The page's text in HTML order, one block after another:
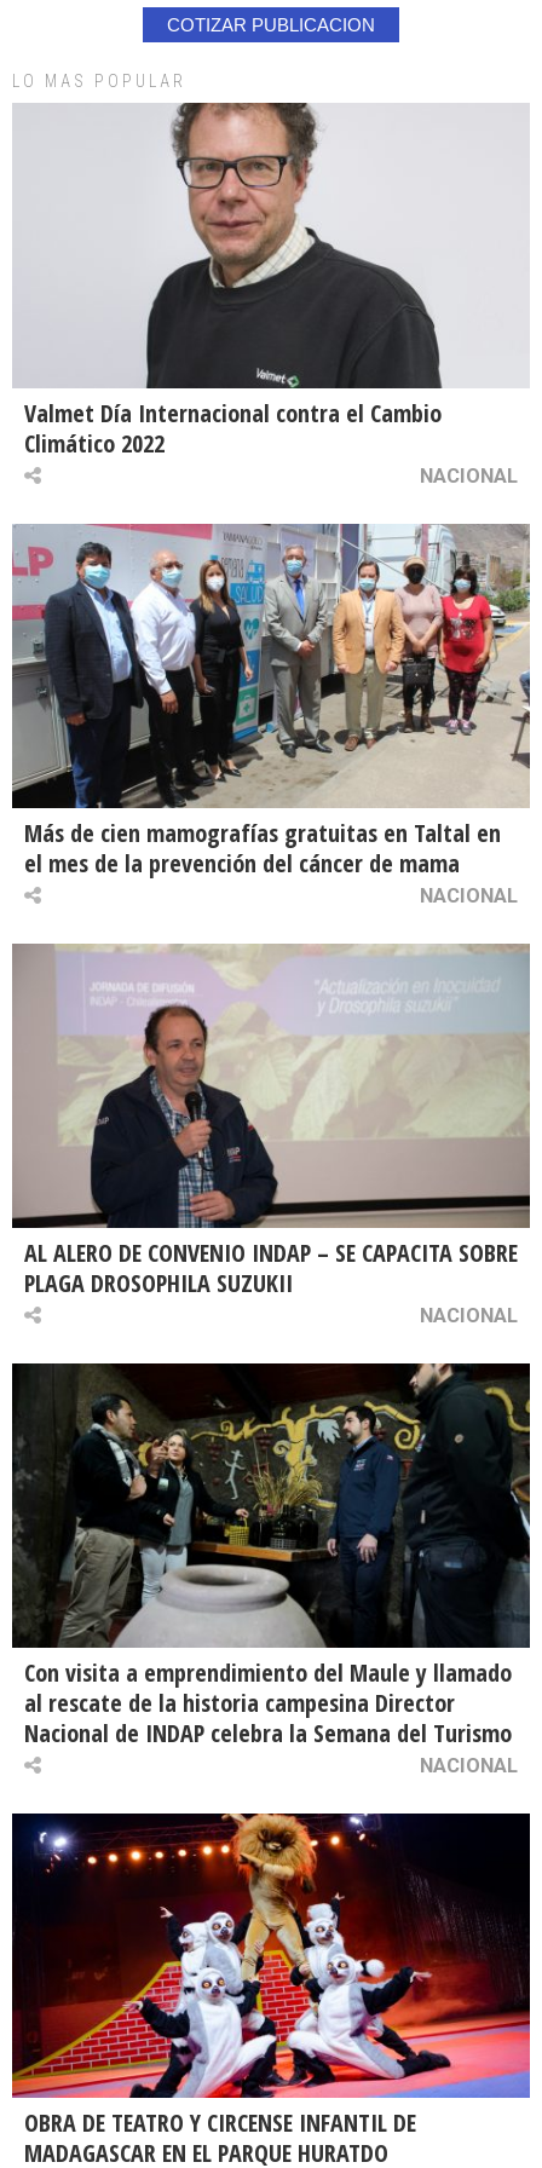
COTIZAR PUBLICACION
LO MAS POPULAR
Valmet Día Internacional contra el Cambio
Climático 2022
NACIONAL
Más de cien mamografías gratuitas en Taltal en
el mes de la prevención del cáncer de mama
NACIONAL
AL ALERO DE CONVENIO INDAP – SE CAPACITA SOBRE
PLAGA DROSOPHILA SUZUKII
NACIONAL
Con visita a emprendimiento del Maule y llamado
al rescate de la historia campesina Director
Nacional de INDAP celebra la Semana del Turismo
NACIONAL
OBRA DE TEATRO Y CIRCENSE INFANTIL DE
MADAGASCAR EN EL PARQUE HURATDO